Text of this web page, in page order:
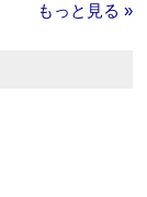
もっと見る »